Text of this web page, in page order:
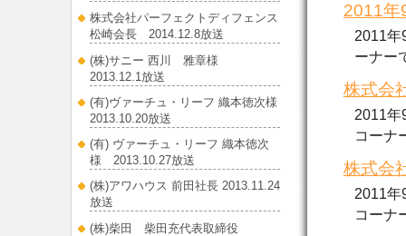
2011年
2011年
ーナー
株式会
2011年
コーナ
株式会
2011年
コーナ
株式会社パーフェクトディフェンス
松崎会長 2014.12.8放送
(株)サニー 西川 雅章様
2013.12.1放送
(有)ヴァーチュ・リーフ 織本徳次様
2013.10.20放送
(有) ヴァーチュ・リーフ 織本徳次
様 2013.10.27放送
(株)アワハウス 前田社長 2013.11.24
放送
(株)柴田 柴田充代表取締役